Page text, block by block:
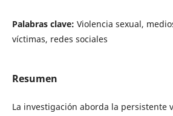
Palabras clave: Violencia sexual,
víctimas, redes sociales
Resumen
La investigación aborda la persistente